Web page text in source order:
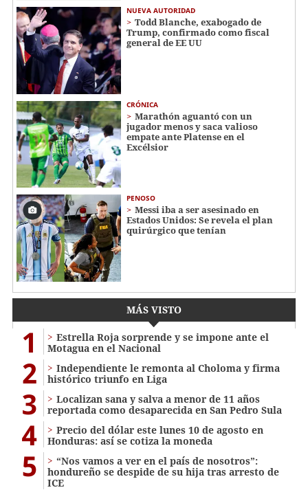
NUEVA AUTORIDAD
Todd Blanche, exabogado de
Trump, confirmado como fiscal
general de EE UU
CRÓNICA
Marathón aguantó con un
jugador menos y saca valioso
empate ante Platense en el
Excélsior
PENOSO
Messi iba a ser asesinado en
Estados Unidos: Se revela el plan
quirúrgico que tenían
MÁS VISTO
1
Estrella Roja sorprende y se impone ante el
Motagua en el Nacional
2
Independiente le remonta al Choloma y firma
histórico triunfo en Liga
3
Localizan sana y salva a menor de 11 años
reportada como desaparecida en San Pedro Sula
4
Precio del dólar este lunes 10 de agosto en
Honduras: así se cotiza la moneda
5
“Nos vamos a ver en el país de nosotros”:
hondureño se despide de su hija tras arresto de
ICE